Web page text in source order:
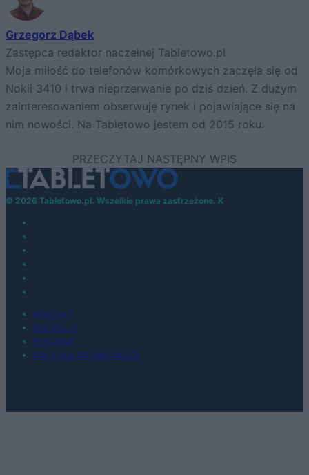
Grzegorz Dąbek
Zastępca redaktor naczelnej Tabletowo.pl
Moja miłość do telefonów komórkowych zaczęła się od
Nokii 3410 i trwa nieprzerwanie po dziś dzień. Z dużym
zainteresowaniem obserwuję rynek i pojawiające się na
nim nowości. Na Tabletowo jestem od 2015 roku.
© 2026 Tabletowo.pl. Wszelkie prawa zastrzeżone. K
KONTAKT
REDAKCJA
REKLAMA
POLITYKA PRYWATNOŚCI